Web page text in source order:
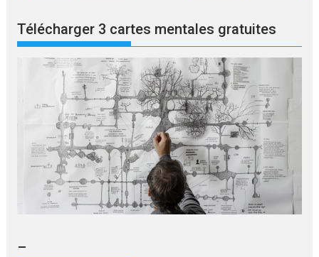
Télécharger 3 cartes mentales gratuites
–